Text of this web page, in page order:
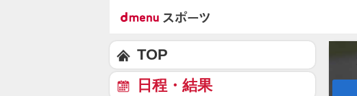
TOP
日程・結果